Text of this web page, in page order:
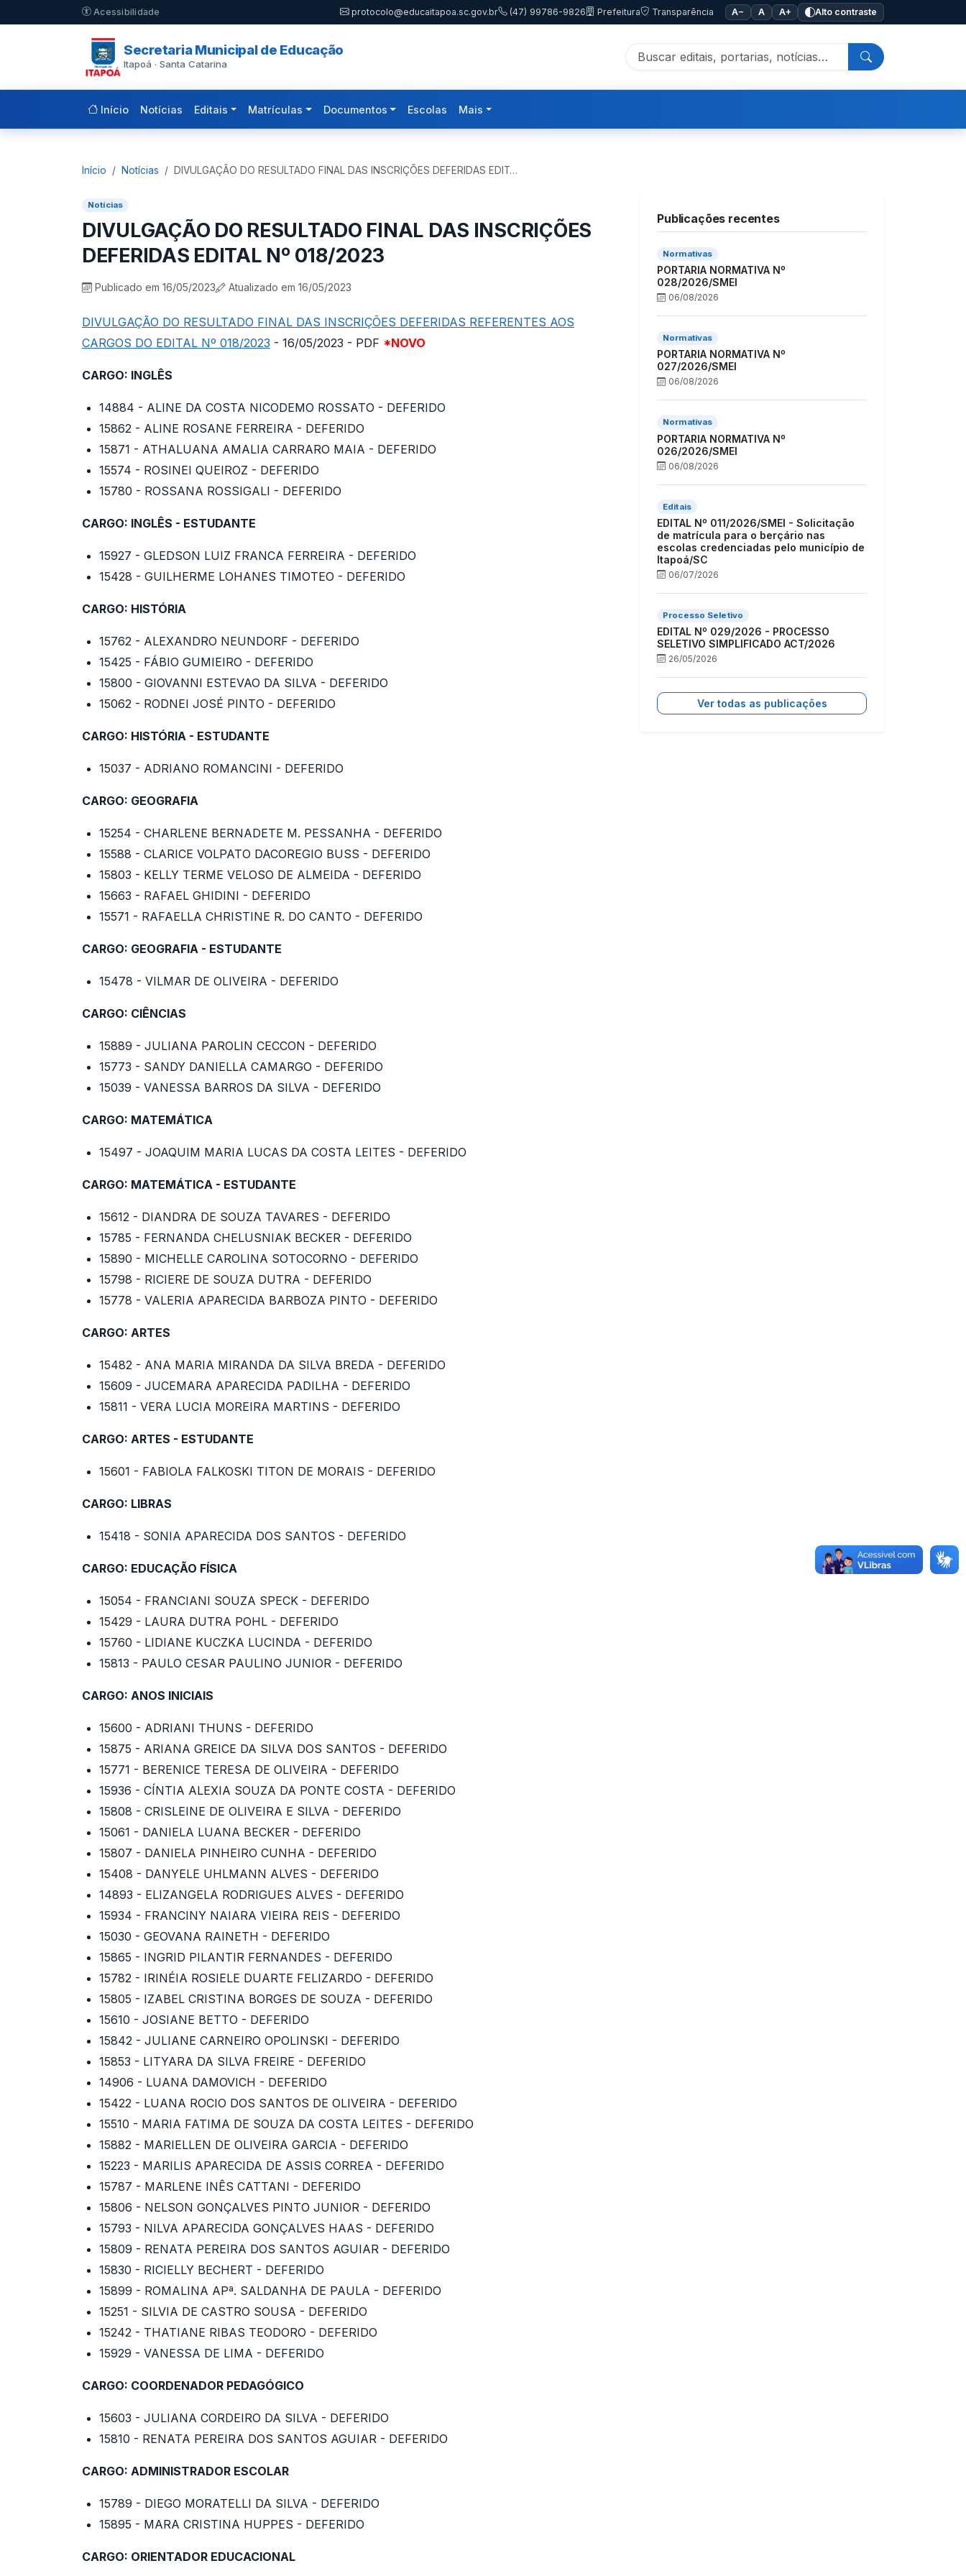
Pular para o conteúdo principal
Acessibilidade protocolo@educaitapoa.sc.gov.br (47) 99786-9826 Prefeitura Transparência A− A A+ Alto contraste
Secretaria Municipal de Educação
Itapoá · Santa Catarina
Início Notícias Editais Matrículas Documentos Escolas Mais
Início Notícias DIVULGAÇÃO DO RESULTADO FINAL DAS INSCRIÇÕES DEFERIDAS EDIT…
Notícias
DIVULGAÇÃO DO RESULTADO FINAL DAS INSCRIÇÕES
DEFERIDAS EDITAL Nº 018/2023
Publicado em 16/05/2023 Atualizado em 16/05/2023
DIVULGAÇÃO DO RESULTADO FINAL DAS INSCRIÇÕES DEFERIDAS REFERENTES AOS
CARGOS DO EDITAL Nº 018/2023 - 16/05/2023 - PDF *NOVO
CARGO: INGLÊS
14884 - ALINE DA COSTA NICODEMO ROSSATO - DEFERIDO
15862 - ALINE ROSANE FERREIRA - DEFERIDO
15871 - ATHALUANA AMALIA CARRARO MAIA - DEFERIDO
15574 - ROSINEI QUEIROZ - DEFERIDO
15780 - ROSSANA ROSSIGALI - DEFERIDO
CARGO: INGLÊS - ESTUDANTE
15927 - GLEDSON LUIZ FRANCA FERREIRA - DEFERIDO
15428 - GUILHERME LOHANES TIMOTEO - DEFERIDO
CARGO: HISTÓRIA
15762 - ALEXANDRO NEUNDORF - DEFERIDO
15425 - FÁBIO GUMIEIRO - DEFERIDO
15800 - GIOVANNI ESTEVAO DA SILVA - DEFERIDO
15062 - RODNEI JOSÉ PINTO - DEFERIDO
CARGO: HISTÓRIA - ESTUDANTE
15037 - ADRIANO ROMANCINI - DEFERIDO
CARGO: GEOGRAFIA
15254 - CHARLENE BERNADETE M. PESSANHA - DEFERIDO
15588 - CLARICE VOLPATO DACOREGIO BUSS - DEFERIDO
15803 - KELLY TERME VELOSO DE ALMEIDA - DEFERIDO
15663 - RAFAEL GHIDINI - DEFERIDO
15571 - RAFAELLA CHRISTINE R. DO CANTO - DEFERIDO
CARGO: GEOGRAFIA - ESTUDANTE
15478 - VILMAR DE OLIVEIRA - DEFERIDO
CARGO: CIÊNCIAS
15889 - JULIANA PAROLIN CECCON - DEFERIDO
15773 - SANDY DANIELLA CAMARGO - DEFERIDO
15039 - VANESSA BARROS DA SILVA - DEFERIDO
CARGO: MATEMÁTICA
15497 - JOAQUIM MARIA LUCAS DA COSTA LEITES - DEFERIDO
CARGO: MATEMÁTICA - ESTUDANTE
15612 - DIANDRA DE SOUZA TAVARES - DEFERIDO
15785 - FERNANDA CHELUSNIAK BECKER - DEFERIDO
15890 - MICHELLE CAROLINA SOTOCORNO - DEFERIDO
15798 - RICIERE DE SOUZA DUTRA - DEFERIDO
15778 - VALERIA APARECIDA BARBOZA PINTO - DEFERIDO
CARGO: ARTES
15482 - ANA MARIA MIRANDA DA SILVA BREDA - DEFERIDO
15609 - JUCEMARA APARECIDA PADILHA - DEFERIDO
15811 - VERA LUCIA MOREIRA MARTINS - DEFERIDO
CARGO: ARTES - ESTUDANTE
15601 - FABIOLA FALKOSKI TITON DE MORAIS - DEFERIDO
CARGO: LIBRAS
15418 - SONIA APARECIDA DOS SANTOS - DEFERIDO
CARGO: EDUCAÇÃO FÍSICA
15054 - FRANCIANI SOUZA SPECK - DEFERIDO
15429 - LAURA DUTRA POHL - DEFERIDO
15760 - LIDIANE KUCZKA LUCINDA - DEFERIDO
15813 - PAULO CESAR PAULINO JUNIOR - DEFERIDO
CARGO: ANOS INICIAIS
15600 - ADRIANI THUNS - DEFERIDO
15875 - ARIANA GREICE DA SILVA DOS SANTOS - DEFERIDO
15771 - BERENICE TERESA DE OLIVEIRA - DEFERIDO
15936 - CÍNTIA ALEXIA SOUZA DA PONTE COSTA - DEFERIDO
15808 - CRISLEINE DE OLIVEIRA E SILVA - DEFERIDO
15061 - DANIELA LUANA BECKER - DEFERIDO
15807 - DANIELA PINHEIRO CUNHA - DEFERIDO
15408 - DANYELE UHLMANN ALVES - DEFERIDO
14893 - ELIZANGELA RODRIGUES ALVES - DEFERIDO
15934 - FRANCINY NAIARA VIEIRA REIS - DEFERIDO
15030 - GEOVANA RAINETH - DEFERIDO
15865 - INGRID PILANTIR FERNANDES - DEFERIDO
15782 - IRINÉIA ROSIELE DUARTE FELIZARDO - DEFERIDO
15805 - IZABEL CRISTINA BORGES DE SOUZA - DEFERIDO
15610 - JOSIANE BETTO - DEFERIDO
15842 - JULIANE CARNEIRO OPOLINSKI - DEFERIDO
15853 - LITYARA DA SILVA FREIRE - DEFERIDO
14906 - LUANA DAMOVICH - DEFERIDO
15422 - LUANA ROCIO DOS SANTOS DE OLIVEIRA - DEFERIDO
15510 - MARIA FATIMA DE SOUZA DA COSTA LEITES - DEFERIDO
15882 - MARIELLEN DE OLIVEIRA GARCIA - DEFERIDO
15223 - MARILIS APARECIDA DE ASSIS CORREA - DEFERIDO
15787 - MARLENE INÊS CATTANI - DEFERIDO
15806 - NELSON GONÇALVES PINTO JUNIOR - DEFERIDO
15793 - NILVA APARECIDA GONÇALVES HAAS - DEFERIDO
15809 - RENATA PEREIRA DOS SANTOS AGUIAR - DEFERIDO
15830 - RICIELLY BECHERT - DEFERIDO
15899 - ROMALINA APª. SALDANHA DE PAULA - DEFERIDO
15251 - SILVIA DE CASTRO SOUSA - DEFERIDO
15242 - THATIANE RIBAS TEODORO - DEFERIDO
15929 - VANESSA DE LIMA - DEFERIDO
CARGO: COORDENADOR PEDAGÓGICO
15603 - JULIANA CORDEIRO DA SILVA - DEFERIDO
15810 - RENATA PEREIRA DOS SANTOS AGUIAR - DEFERIDO
CARGO: ADMINISTRADOR ESCOLAR
15789 - DIEGO MORATELLI DA SILVA - DEFERIDO
15895 - MARA CRISTINA HUPPES - DEFERIDO
CARGO: ORIENTADOR EDUCACIONAL
Publicações recentes
Normativas
PORTARIA NORMATIVA Nº
028/2026/SMEI
06/08/2026
Normativas
PORTARIA NORMATIVA Nº
027/2026/SMEI
06/08/2026
Normativas
PORTARIA NORMATIVA Nº
026/2026/SMEI
06/08/2026
Editais
EDITAL Nº 011/2026/SMEI - Solicitação
de matrícula para o berçário nas
escolas credenciadas pelo município de
Itapoá/SC
06/07/2026
Processo Seletivo
EDITAL Nº 029/2026 - PROCESSO
SELETIVO SIMPLIFICADO ACT/2026
26/05/2026
Ver todas as publicações